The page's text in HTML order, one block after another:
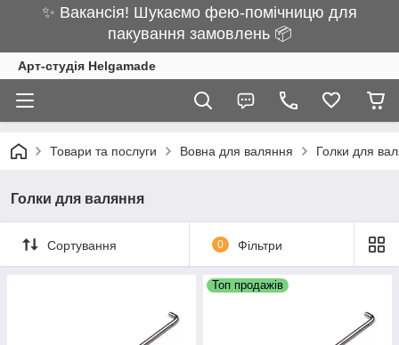
✨ Вакансія! Шукаємо фею-помічницю для
пакування замовлень 📦
Арт-студія Helgamade
Товари та послуги Вовна для валяння Голки для
Голки для валяння
Сортування 0 Фільтри
Топ продажів